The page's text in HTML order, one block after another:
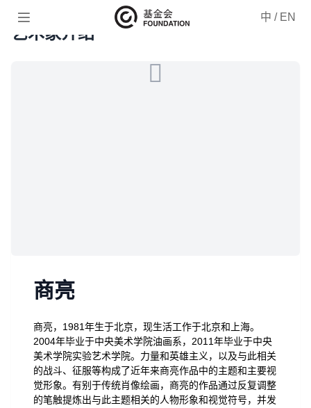
 中 / EN
艺术家介绍
商亮
商亮，1981年生于北京，现生活工作于北京和上海。
2004年毕业于中央美术学院油画系，2011年毕业于中央
美术学院实验艺术学院。力量和英雄主义，以及与此相关
的战斗、征服等构成了近年来商亮作品中的主题和主要视
觉形象。有别于传统肖像绘画，商亮的作品通过反复调整
的笔触提炼出与此主题相关的人物形象和视觉符号，并发